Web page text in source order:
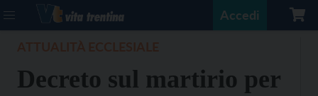
Accedi
Decreto sul martirio per